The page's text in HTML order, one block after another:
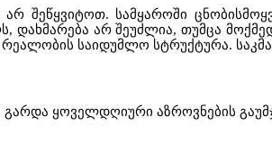
არ შეწყვიტოთ. სამყაროში
დახმარება არ შეუძლია, თუმცა
რეალობის საიდუმლო სტრუქტურა.
გარდა ყოველდღიური აზროვნების